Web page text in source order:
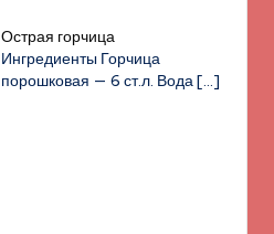
Острая горчица
Ингредиенты Горчица
порошковая — 6 ст.л. Вода[…]